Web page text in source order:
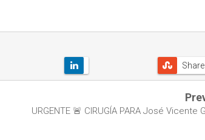
Share
URGENTE 🚨 CIRUGÍA PARA José Vicente